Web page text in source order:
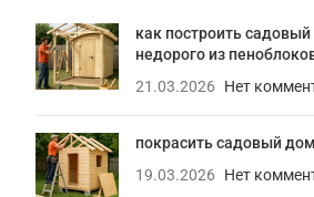
как построить
недорого из
21.03.2026
Нет
покрасить садовый
19.03.2026
Нет